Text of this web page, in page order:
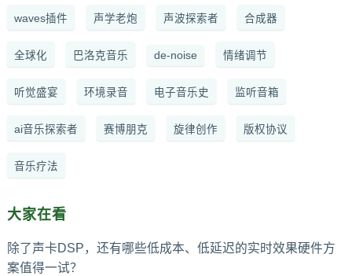
waves插件 声学老炮 声波探索者 合成器
全球化 巴洛克音乐 de-noise 情绪调节
听觉盛宴 环境录音 电子音乐史 监听音箱
ai音乐探索者 赛博朋克 旋律创作 版权协议
音乐疗法
大家在看
除了声卡DSP，还有哪些低成本、低延迟的实时效果硬件方
案值得一试？